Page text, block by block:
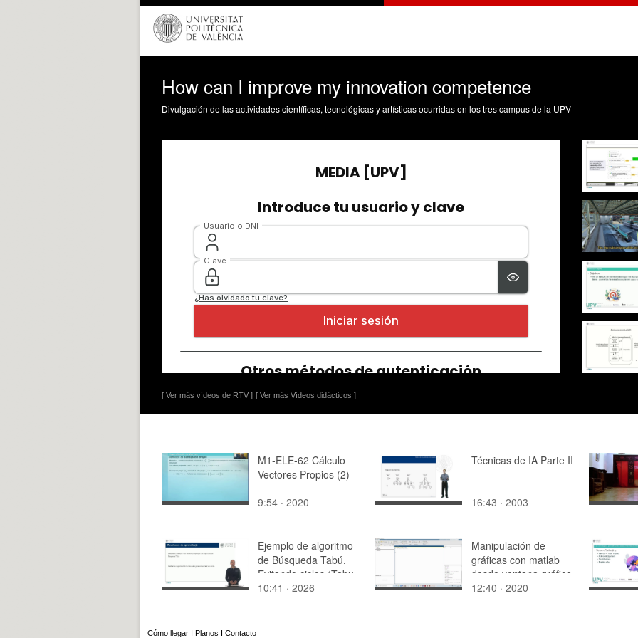
How can I improve my innovation competence
Divulgación de las actividades científicas, tecnológicas y artísticas ocurridas en los tres campus de la UPV
[ Ver más vídeos de RTV ] [ Ver más Vídeos didácticos ]
M1-ELE-62 Cálculo
Vectores Propios (2)
9:54 · 2020
Técnicas de IA Parte II
16:43 · 2003
Ejemplo de algoritmo
de Búsqueda Tabú.
Evitando ciclos (Tabu
Search)
10:41 · 2026
Manipulación de
gráficas con matlab
desde ventana gráfica
12:40 · 2020
Cómo llegar I Planos I Contacto